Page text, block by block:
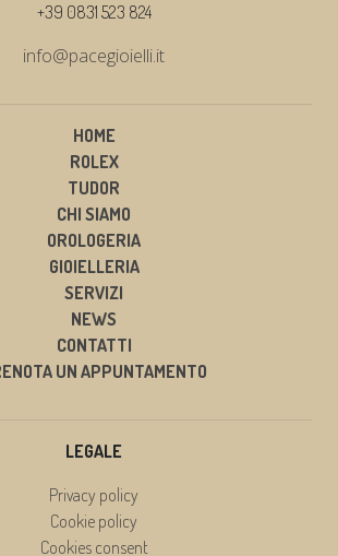
+39 0831 523 824
info@pacegioielli.it
HOME
ROLEX
TUDOR
CHI SIAMO
OROLOGERIA
GIOIELLERIA
SERVIZI
NEWS
CONTATTI
UN APPUNTAMENTO
LEGALE
Privacy policy
Cookie policy
Cookies consent